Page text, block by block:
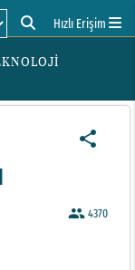
Hızlı Erişim
share
people 4370